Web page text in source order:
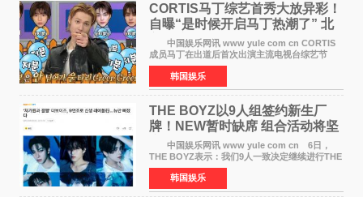
CORTIS马丁综艺首秀大放异彩！
自曝“是时候开启马丁热潮了” 北
美巡演火热进行中
中国娱乐网讯 www yule com cn CORTIS
成员马丁在出道后首次出演主流电视台综艺节
目，展现了多才多艺的魅力。 马丁出演了5日
播出的MBC《Radio Star》Fashion与Passion
之间，I&lsquo;m
韩国娱乐
THE BOYZ以9人组签约新生厂
牌！NEW暂时缺席 组合活动将坚
定不移继续
中国娱乐网讯 www yule com cn 6日，
THE BOYZ表示：我们9人一致决定继续进行THE
BOYZ组合活动，并且已经完成了组合团体活动
签约。目前正在新生厂牌下进行活动准备。尚未
离开THE BOYZ原所
韩国娱乐